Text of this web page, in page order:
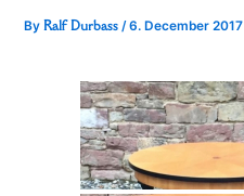
ByRalf Durbass/6. December 2017